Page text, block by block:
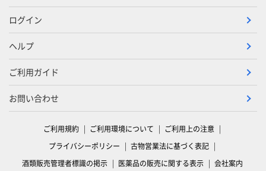
ログイン
ヘルプ
ご利用ガイド
お問い合わせ
ご利用規約 ご利用環境について
ご利用上の注意
プライバシーポリシー
古物営業法に基づく表記
酒類販売管理者標識の掲示
医薬品の販売に関する表示 会社案内